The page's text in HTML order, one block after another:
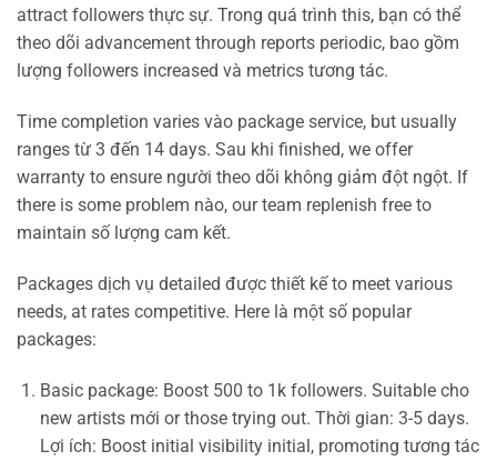
attract followers thực sự. Trong quá trình this, bạn có thể
theo dõi advancement through reports periodic, bao gồm
lượng followers increased và metrics tương tác.
Time completion varies vào package service, but usually
ranges từ 3 đến 14 days. Sau khi finished, we offer
warranty to ensure người theo dõi không giảm đột ngột. If
there is some problem nào, our team replenish free to
maintain số lượng cam kết.
Packages dịch vụ detailed được thiết kế to meet various
needs, at rates competitive. Here là một số popular
packages:
Basic package: Boost 500 to 1k followers. Suitable cho
new artists mới or those trying out. Thời gian: 3-5 days.
Lợi ích: Boost initial visibility initial, promoting tương tác